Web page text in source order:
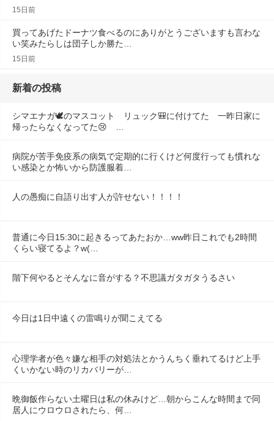
15日前
買ってあげたドーナツ食べるのにありがとうございますも言わな
い笑みたらしは団子しか勝た…
15日前
新着の投稿
シマエナガ🕊️のマスコット　リュック🎒に付けてた　一昨日家に
帰ったらなくなってた😢　…
病院が苦手免疫系の病気で定期的に行くけど何度行っても慣れな
い感染とか怖いから防護服着…
人の愚痴に自語り出す人が許せない！！！！
普通に今日15:30に起きるってあたおか…ww昨日これでも2時間
くらい寝てるよ？w(…
階下何やるとそんなに音がする？不思議ガタガタうるさい
今日は1日中遠くの雷鳴りが聞こえてる
心理学者が色々嫌な相手の対処法とかうんちく垂れてるけど上手
くいかない時のリカバリーが…
晩御飯作らない土曜日は私の休みけど…朝からこんな時間まで同
居人にウロウロされたら、何…